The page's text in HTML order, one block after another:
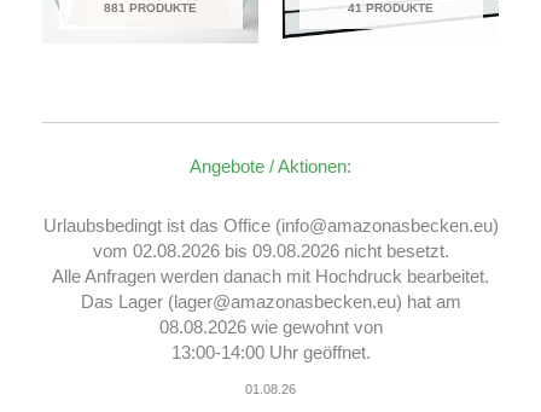
881 PRODUKTE 41 PRODUKTE
Angebote / Aktionen:
Urlaubsbedingt ist das Office (info@amazonasbecken.eu)
vom 02.08.2026 bis 09.08.2026 nicht besetzt.
Alle Anfragen werden danach mit Hochdruck bearbeitet.
Das Lager (lager@amazonasbecken.eu) hat am
08.08.2026 wie gewohnt von
13:00-14:00 Uhr geöffnet.
01.08.26